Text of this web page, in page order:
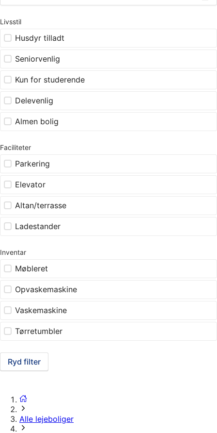
Livsstil
Husdyr tilladt
Seniorvenlig
Kun for studerende
Delevenlig
Almen bolig
Faciliteter
Parkering
Elevator
Altan/terrasse
Ladestander
Inventar
Møbleret
Opvaskemaskine
Vaskemaskine
Tørretumbler
Ryd filter
Alle lejeboliger